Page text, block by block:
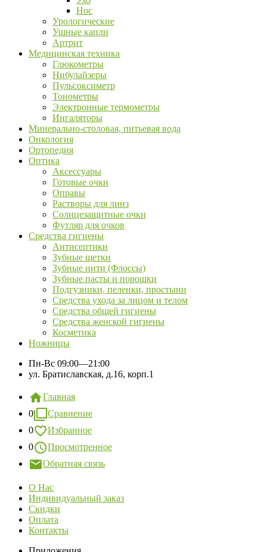
Нос
Урологические
Ушные капли
Артрит
Медицинская техника
Глюкометры
Нибулайзеры
Пульсоксиметр
Тонометры
Электронные термометры
Ингаляторы
Минерально-столовая, питьевая вода
Онкология
Ортопедия
Оптика
Аксессуары
Готовые очки
Оправы
Растворы для линз
Солнцезащитные очки
Футляр для очков
Средства гигиены
Антисептики
Зубные щетки
Зубные нити (Флоссы)
Зубные пасты и порошки
Подгузники, пеленки, простыни
Средства ухода за лицом и телом
Средства общей гигиены
Средства женской гигиены
Косметика
Ножницы
Пн-Вс 09:00—21:00
ул. Братиславская, д.16, корп.1
Главная
0
Сравнение
0
Избранное
0
Просмотренное
Обратная связь
О Нас
Индивидуальный заказ
Скидки
Оплата
Контакты